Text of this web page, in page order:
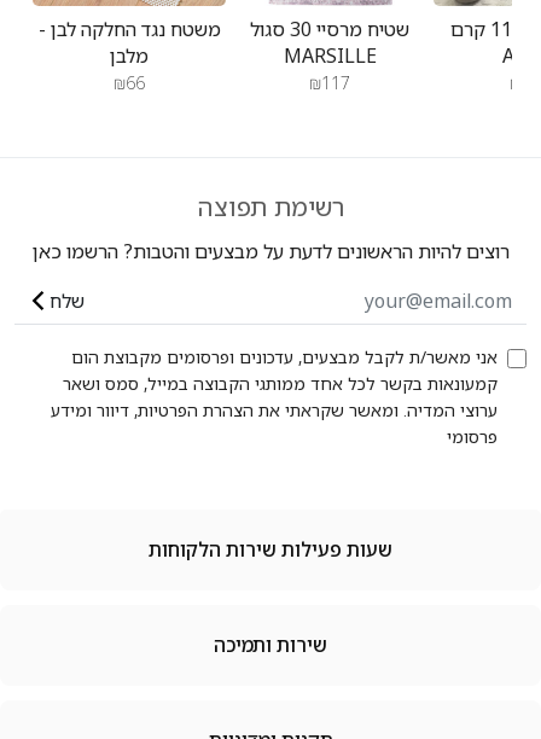
משטח נגד החלקה לבן -
מלבן
₪66
שטיח מרסיי 30 סגול
MARSILLE
₪117
שטיח אטלס 11 קרם
רשימת תפוצה
רוצים להיות הראשונים לדעת על מבצעים והטבות? הרשמו כאן
שלח
אני מאשר/ת לקבל מבצעים, עדכונים ופרסומים מקבוצת הום
קמעונאות בקשר לכל אחד ממותגי הקבוצה במייל, סמס ושאר
ערוצי המדיה. ומאשר שקראתי את הצהרת הפרטיות, דיוור ומידע
פרסומי
שעות פעילות שירות הלקוחות
שירות ותמיכה